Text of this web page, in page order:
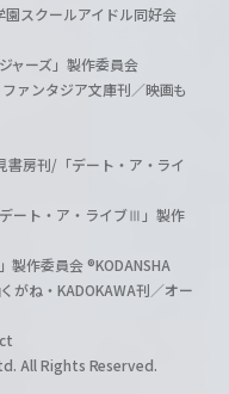
スクールアイドル同好会
ャーズ」製作委員会
ァンタジア文庫刊／映画も
房刊/「デート・ア・ライ
ート・ア・ライブⅢ」製作
作委員会 ®KODANSHA
がね・KADOKAWA刊／オー
All Rights Reserved.